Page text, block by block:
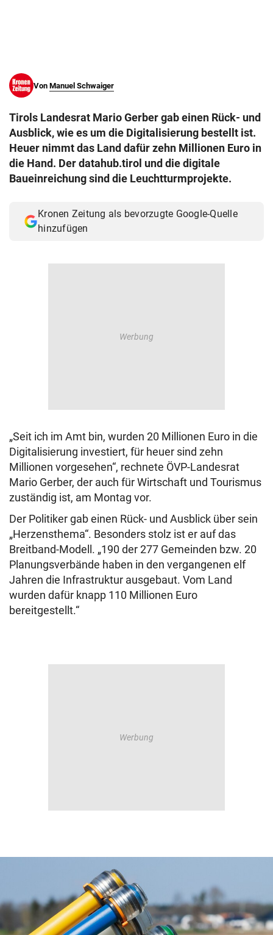
Von Manuel Schwaiger
Tirols Landesrat Mario Gerber gab einen Rück- und
Ausblick, wie es um die Digitalisierung bestellt ist.
Heuer nimmt das Land dafür zehn Millionen Euro in
die Hand. Der datahub.tirol und die digitale
Baueinreichung sind die Leuchtturmprojekte.
Kronen Zeitung als bevorzugte Google-Quelle
hinzufügen
„Seit ich im Amt bin, wurden 20 Millionen Euro in die
Digitalisierung investiert, für heuer sind zehn
Millionen vorgesehen“, rechnete ÖVP-Landesrat
Mario Gerber, der auch für Wirtschaft und Tourismus
zuständig ist, am Montag vor.
Der Politiker gab einen Rück- und Ausblick über sein
„Herzensthema“. Besonders stolz ist er auf das
Breitband-Modell. „190 der 277 Gemeinden bzw. 20
Planungsverbände haben in den vergangenen elf
Jahren die Infrastruktur ausgebaut. Vom Land
wurden dafür knapp 110 Millionen Euro
bereitgestellt.“